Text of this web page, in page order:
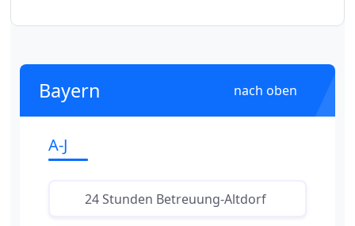
Bayern nach oben
A-J
24 Stunden Betreuung-Altdorf